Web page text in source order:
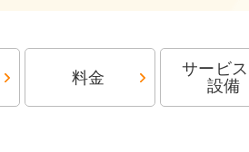
料金
サービス
設備